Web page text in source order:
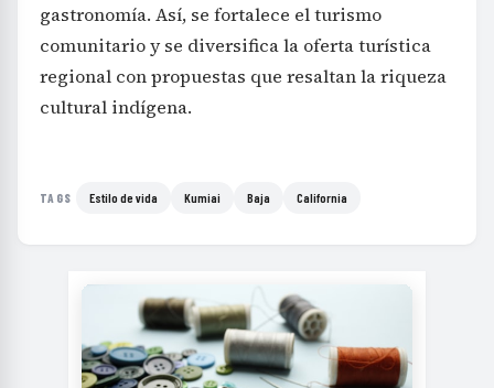
gastronomía. Así, se fortalece el turismo
comunitario y se diversifica la oferta turística
regional con propuestas que resaltan la riqueza
cultural indígena.
TAGS Estilo de vida Kumiai Baja California